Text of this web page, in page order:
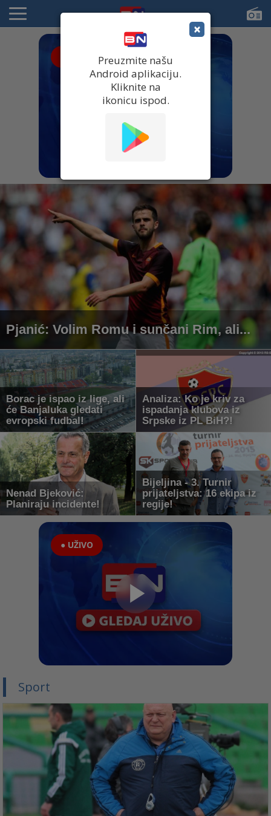
Pjanić: Volim Romu i sunčani Rim, ali...
Borac je ispao iz lige, ali
će Banjaluka gledati
evropski fudbal!
Analiza: Ko je kriv za
ispadanja klubova iz
Srpske iz PL BiH?!
Nenad Bjeković:
Planiraju incidente!
Bijeljina - 3. Turnir
prijateljstva: 16 ekipa iz
regije!
● UŽIVO
Sport
×
Preuzmite našu
Android aplikaciju.
Kliknite na
ikonicu ispod.